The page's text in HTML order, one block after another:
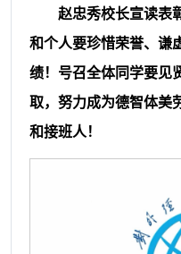
赵忠秀校长宣读表
和个人要珍惜荣誉、谦
绩！号召全体同学要见
取，努力成为德智体美
和接班人！